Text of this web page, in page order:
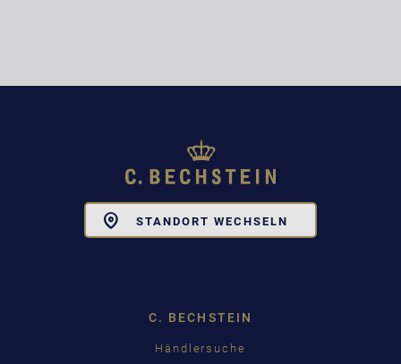
STANDORT WECHSELN
C. BECHSTEIN
Händlersuche